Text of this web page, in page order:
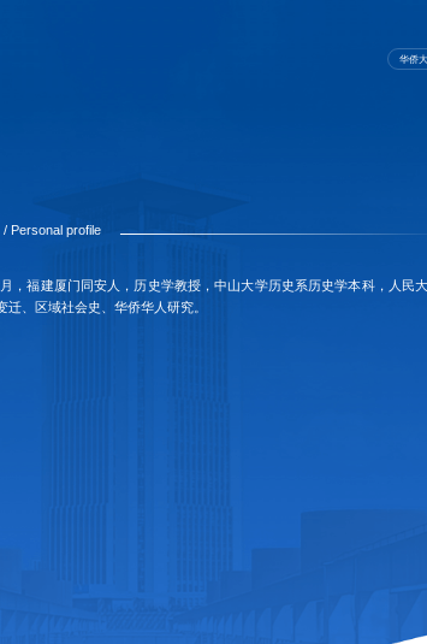
华侨
/ Personal profile
，福建厦门同安人，历史学教授，中山大学历史系历史学本科，人民
迁、区域社会史、华侨华人研究。